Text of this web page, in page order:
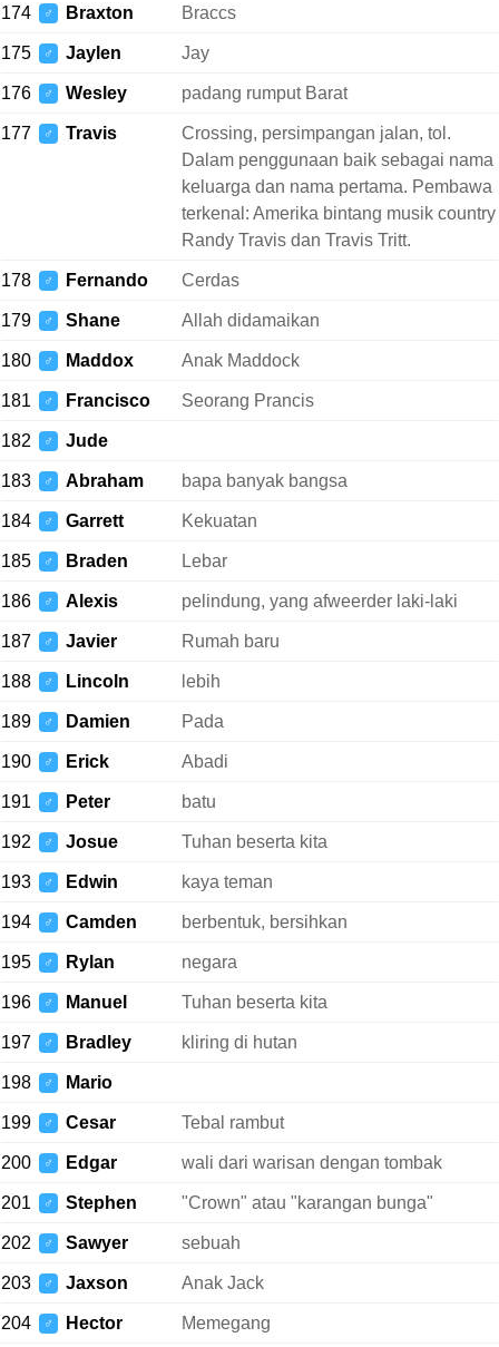
174 ♂ Braxton Braccs
175 ♂ Jaylen Jay
176 ♂ Wesley padang rumput Barat
177 ♂ Travis
Crossing, persimpangan jalan, tol.
Dalam penggunaan baik sebagai nama
keluarga dan nama pertama. Pembawa
terkenal: Amerika bintang musik country
Randy Travis dan Travis Tritt.
178 ♂ Fernando Cerdas
179 ♂ Shane Allah didamaikan
180 ♂ Maddox Anak Maddock
181 ♂ Francisco Seorang Prancis
182 ♂ Jude
183 ♂ Abraham bapa banyak bangsa
184 ♂ Garrett Kekuatan
185 ♂ Braden Lebar
186 ♂ Alexis pelindung, yang afweerder laki-laki
187 ♂ Javier Rumah baru
188 ♂ Lincoln lebih
189 ♂ Damien Pada
190 ♂ Erick Abadi
191 ♂ Peter batu
192 ♂ Josue Tuhan beserta kita
193 ♂ Edwin kaya teman
194 ♂ Camden berbentuk, bersihkan
195 ♂ Rylan negara
196 ♂ Manuel Tuhan beserta kita
197 ♂ Bradley kliring di hutan
198 ♂ Mario
199 ♂ Cesar Tebal rambut
200 ♂ Edgar wali dari warisan dengan tombak
201 ♂ Stephen "Crown" atau "karangan bunga"
202 ♂ Sawyer sebuah
203 ♂ Jaxson Anak Jack
204 ♂ Hector Memegang